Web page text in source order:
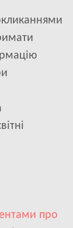
про